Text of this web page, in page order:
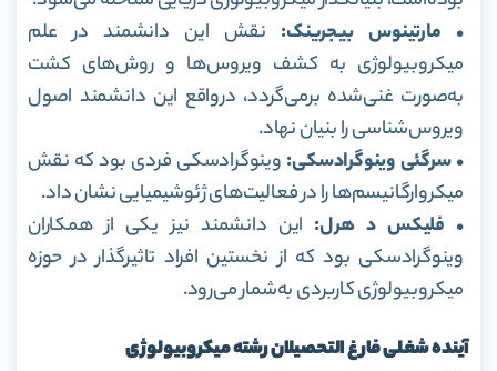
• مارتینوس بیجرینک: نقش این دانشمند در علم
میکروبیولوژی به کشف ویروس‌ها و روش‌های کشت
به‌صورت غنی‌شده بر‌می‌گردد، در‌واقع این دانشمند اصول
ویروس‌شناسی را بنیان نهاد.
• سرگئی وینوگرادسکی: وینوگرادسکی فردی بود که نقش
میکروارگانیسم‌ها را در فعالیت‌های ژئو‌شیمیایی نشان داد.
• فلیکس د‌ هرل: این دانشمند نیز یکی از همکاران
وینوگرادسکی بود که از نخستین افراد تاثیرگذار در حوزه
میکروبیولوژی کاربردی به‌شمار می‌رود.
آینده شغلی فارغ التحصیلان رشته میکروبیولوژی